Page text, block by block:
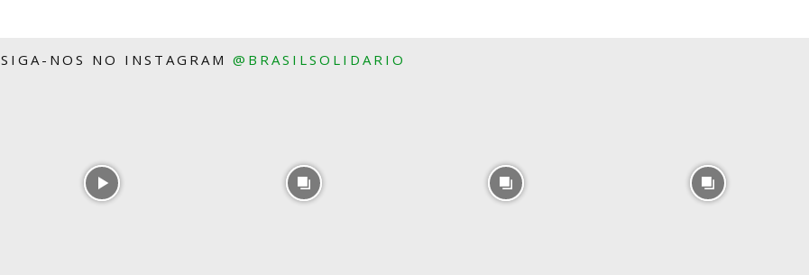
SIGA-NOS NO INSTAGRAM @BRASILSOLIDARIO